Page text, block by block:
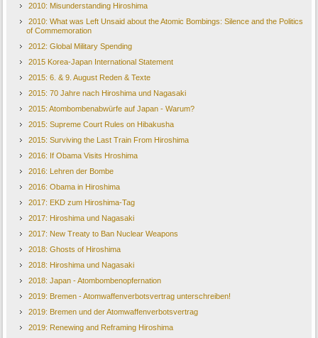
2010: Misunderstanding Hiroshima
2010: What was Left Unsaid about the Atomic Bombings: Silence and the Politics
of Commemoration
2012: Global Military Spending
2015 Korea-Japan International Statement
2015: 6. & 9. August Reden & Texte
2015: 70 Jahre nach Hiroshima und Nagasaki
2015: Atombombenabwürfe auf Japan - Warum?
2015: Supreme Court Rules on Hibakusha
2015: Surviving the Last Train From Hiroshima
2016: If Obama Visits Hroshima
2016: Lehren der Bombe
2016: Obama in Hiroshima
2017: EKD zum Hiroshima-Tag
2017: Hiroshima und Nagasaki
2017: New Treaty to Ban Nuclear Weapons
2018: Ghosts of Hiroshima
2018: Hiroshima und Nagasaki
2018: Japan - Atombombenopfernation
2019: Bremen - Atomwaffenverbotsvertrag unterschreiben!
2019: Bremen und der Atomwaffenverbotsvertrag
2019: Renewing and Reframing Hiroshima